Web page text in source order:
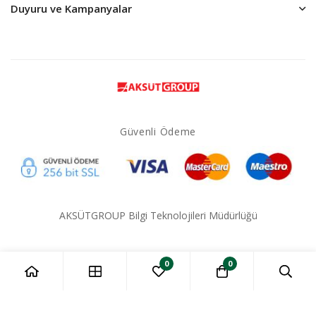
Duyuru ve Kampanyalar
Güvenli Ödeme
AKSÜTGROUP Bilgi Teknolojileri Müdürlüğü
0 0